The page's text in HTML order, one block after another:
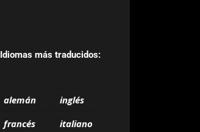
Idiomas más traducidos:
alemán
inglés
francés
italiano